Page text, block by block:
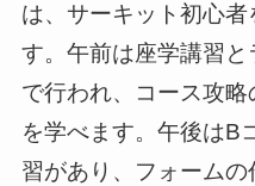
は、サーキット初心
す。午前は座学講習と
で行われ、コース攻
を学べます。午後はB
習があり、フォーム